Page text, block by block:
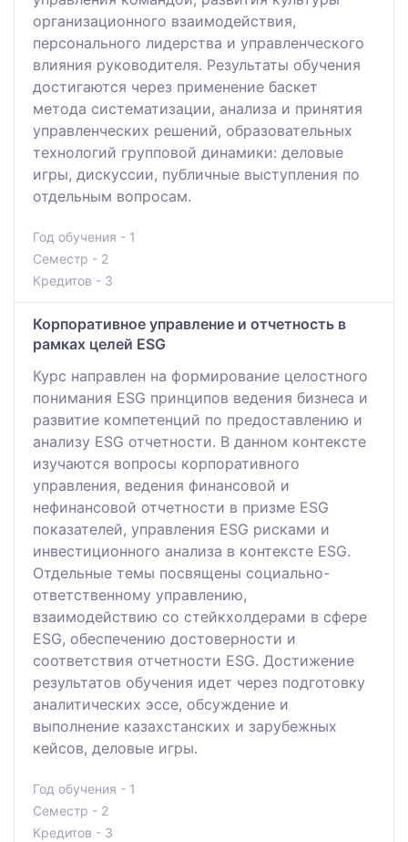
организационного взаимодействия,
персонального лидерства и управленческого
влияния руководителя. Результаты обучения
достигаются через применение баскет
метода систематизации, анализа и принятия
управленческих решений, образовательных
технологий групповой динамики: деловые
игры, дискуссии, публичные выступления по
отдельным вопросам.
Год обучения - 1
Семестр - 2
Кредитов - 3
Корпоративное управление и отчетность в
рамках целей ESG
Курс направлен на формирование целостного
понимания ESG принципов ведения бизнеса и
развитие компетенций по предоставлению и
анализу ESG отчетности. В данном контексте
изучаются вопросы корпоративного
управления, ведения финансовой и
нефинансовой отчетности в призме ESG
показателей, управления ESG рисками и
инвестиционного анализа в контексте ESG.
Отдельные темы посвящены социально-
ответственному управлению,
взаимодействию со стейкхолдерами в сфере
ESG, обеспечению достоверности и
соответствия отчетности ESG. Достижение
результатов обучения идет через подготовку
аналитических эссе, обсуждение и
выполнение казахстанских и зарубежных
кейсов, деловые игры.
Год обучения - 1
Семестр - 2
Кредитов - 3